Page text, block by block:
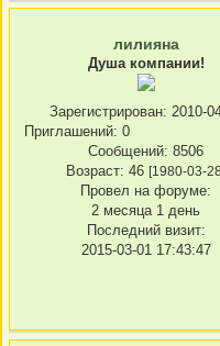
лилияна
Душа компании!
Зарегистрирован: 2010-
Приглашений: 0
Сообщений: 8506
Возраст: 46 [1980-03-
Провел на форуме:
2 месяца 1 день
Последний визит:
2015-03-01 17:43:47